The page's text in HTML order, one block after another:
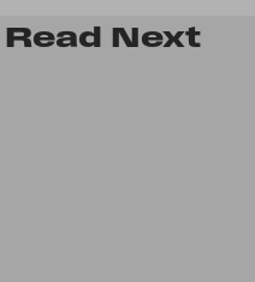
Read Next